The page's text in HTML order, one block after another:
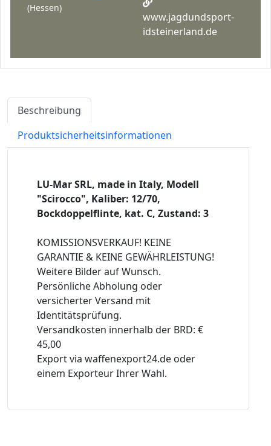
(Hessen)
www.jagdundsport-
idsteinerland.de
Beschreibung
Produktsicherheitsinformationen
LU-Mar SRL, made in Italy, Modell
"Scirocco", Kaliber: 12/70,
Bockdoppelflinte, kat. C, Zustand: 3
KOMISSIONSVERKAUF! KEINE
GARANTIE & KEINE GEWÄHRLEISTUNG!
Weitere Bilder auf Wunsch.
Persönliche Abholung oder
versicherter Versand mit
Identitätsprüfung.
Versandkosten innerhalb der BRD: €
45,00
Export via waffenexport24.de oder
einem Exporteur Ihrer Wahl.